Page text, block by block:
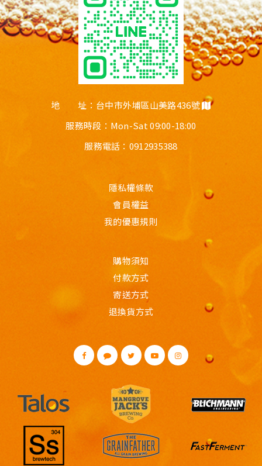
地 址：台中市外埔區山美路436號
服務時段：Mon-Sat 09:00-18:00
服務電話： 0912935388
隱私權條款
會員權益
我的優惠規則
購物須知
付款方式
寄送方式
退換貨方式